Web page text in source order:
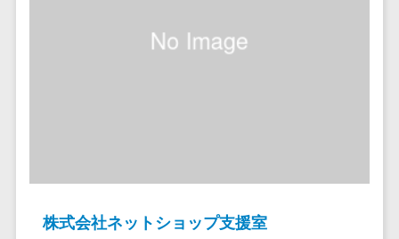
ホテル管理システム>
園務支援システム>
校務支援システム>
（iPaaS）
株式会社ネットショップ支援室